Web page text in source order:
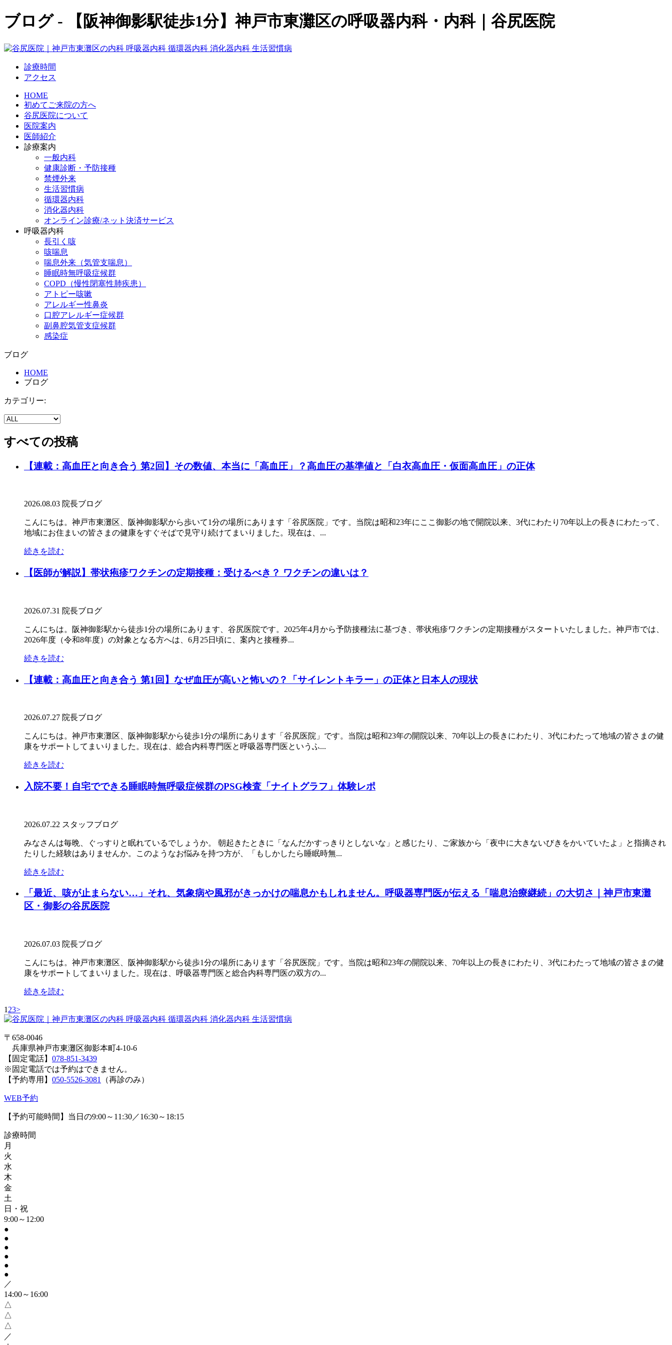
ブログ - 【阪神御影駅徒歩1分】神戸市東灘区の呼吸器内科・内科｜谷尻医院
診療時間
アクセス
HOME
初めてご来院の方へ
谷尻医院について
医院案内
医師紹介
診療案内
一般内科
健康診断・予防接種
禁煙外来
生活習慣病
循環器内科
消化器内科
オンライン診療/ネット決済サービス
呼吸器内科
長引く咳
咳喘息
喘息外来（気管支喘息）
睡眠時無呼吸症候群
COPD（慢性閉塞性肺疾患）
アトピー咳嗽
アレルギー性鼻炎
口腔アレルギー症候群
副鼻腔気管支症候群
感染症
ブログ
HOME
ブログ
カテゴリー:
すべての投稿
【連載：高血圧と向き合う 第2回】その数値、本当に「高血圧」？高血圧の基準値と「白衣高血圧・仮面高血圧」の正体
2026.08.03 院長ブログ
こんにちは。神戸市東灘区、阪神御影駅から歩いて1分の場所にあります「谷尻医院」です。当院は昭和23年にここ御影の地で開院以来、3代にわたり70年以上の長きにわたって、
地域にお住まいの皆さまの健康をすぐそばで見守り続けてまいりました。現在は、...
続きを読む
【医師が解説】帯状疱疹ワクチンの定期接種：受けるべき？ ワクチンの違いは？
2026.07.31 院長ブログ
こんにちは。阪神御影駅から徒歩1分の場所にあります、谷尻医院です。2025年4月から予防接種法に基づき、帯状疱疹ワクチンの定期接種がスタートいたしました。神戸市では、
2026年度（令和8年度）の対象となる方へは、6月25日頃に、案内と接種券...
続きを読む
【連載：高血圧と向き合う 第1回】なぜ血圧が高いと怖いの？「サイレントキラー」の正体と日本人の現状
2026.07.27 院長ブログ
こんにちは。神戸市東灘区、阪神御影駅から徒歩1分の場所にあります「谷尻医院」です。当院は昭和23年の開院以来、70年以上の長きにわたり、3代にわたって地域の皆さまの健
康をサポートしてまいりました。現在は、総合内科専門医と呼吸器専門医というふ...
続きを読む
入院不要！自宅でできる睡眠時無呼吸症候群のPSG検査「ナイトグラフ」体験レポ
2026.07.22 スタッフブログ
みなさんは毎晩、ぐっすりと眠れているでしょうか。 朝起きたときに「なんだかすっきりとしないな」と感じたり、ご家族から「夜中に大きないびきをかいていたよ」と指摘され
たりした経験はありませんか。このようなお悩みを持つ方が、「もしかしたら睡眠時無...
続きを読む
「最近、咳が止まらない…」それ、気象病や風邪がきっかけの喘息かもしれません。呼吸器専門医が伝える「喘息治療継続」の大切さ｜神戸市東灘
区・御影の谷尻医院
2026.07.03 院長ブログ
こんにちは。神戸市東灘区、阪神御影駅から徒歩1分の場所にあります「谷尻医院」です。当院は昭和23年の開院以来、70年以上の長きにわたり、3代にわたって地域の皆さまの健
康をサポートしてまいりました。現在は、呼吸器専門医と総合内科専門医の双方の...
続きを読む
1 23>
〒658-0046
兵庫県神戸市東灘区御影本町4-10-6
【固定電話】 078-851-3439
※固定電話では予約はできません。
【予約専用】 050-5526-3081 （再診のみ）
WEB予約
【予約可能時間】当日の9:00～11:30／16:30～18:15
診療時間
月
火
水
木
金
土
日・祝
9:00～12:00
●
●
●
●
●
●
／
14:00～16:00
△
△
△
／